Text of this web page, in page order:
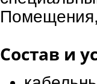
Состав и